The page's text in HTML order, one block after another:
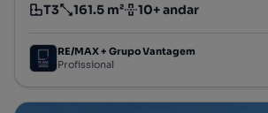
Tipologia
T3
Preço por metro quadrado
161.5 m²
Andar 10+ andar
RE/MAX + Grupo Vantagem
Profissional